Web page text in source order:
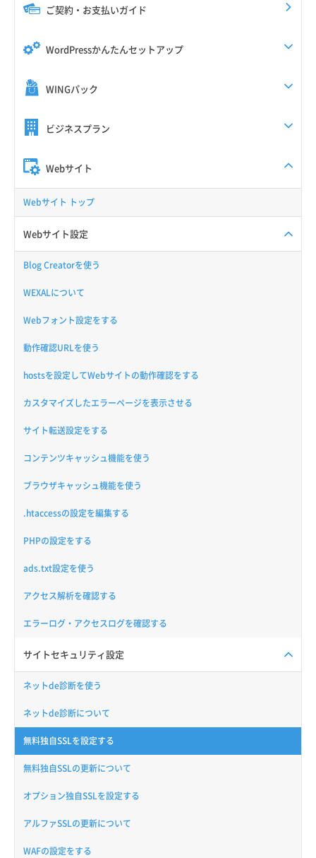
ご契約・お支払いガイド
WordPressかんたんセットアップ
WINGパック
ビジネスプラン
Webサイト
Webサイト トップ
Webサイト設定
Blog Creatorを使う
WEXALについて
Webフォント設定をする
動作確認URLを使う
hostsを設定してWebサイトの動作確認をする
カスタマイズしたエラーページを表示させる
サイト転送設定をする
コンテンツキャッシュ機能を使う
ブラウザキャッシュ機能を使う
.htaccessの設定を編集する
PHPの設定をする
ads.txt設定を使う
アクセス解析を確認する
エラーログ・アクセスログを確認する
サイトセキュリティ設定
ネットde診断を使う
ネットde診断について
無料独自SSLを設定する
無料独自SSLの更新について
オプション独自SSLを設定する
アルファSSLの更新について
WAFの設定をする